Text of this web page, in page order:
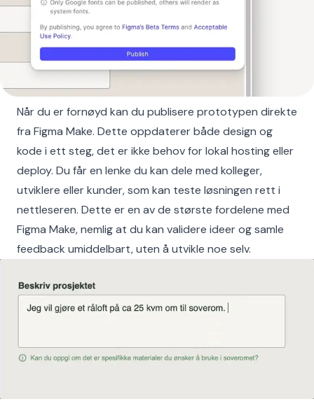
Når du er fornøyd kan du publisere prototypen direkte
fra Figma Make. Dette oppdaterer både design og
kode i ett steg, det er ikke behov for lokal hosting eller
deploy. Du får en lenke du kan dele med kolleger,
utviklere eller kunder, som kan teste løsningen rett i
nettleseren. Dette er en av de største fordelene med
Figma Make, nemlig at du kan validere ideer og samle
feedback umiddelbart, uten å utvikle noe selv.